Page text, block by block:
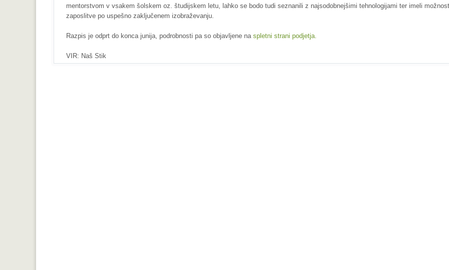
mentorstvom v vsakem šolskem oz. študijskem letu, lahko se bodo tudi seznanili z najsodobnejšimi tehnologijami ter imeli možnost
zaposlitve po uspešno zaključenem izobraževanju.
Razpis je odprt do konca junija, podrobnosti pa so objavljene na spletni strani podjetja.
VIR: Naš Stik